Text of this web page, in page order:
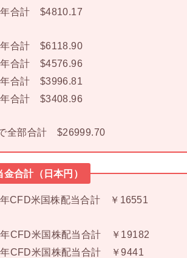
合計 $4810.17
合計 $6118.90
合計 $4576.96
合計 $3996.81
合計 $3408.96
全部合計 $26999.70
金合計（日本円）
CFD米国株配当合計 ￥16551
CFD米国株配当合計 ￥19182
CFD米国株配当合計 ￥9441